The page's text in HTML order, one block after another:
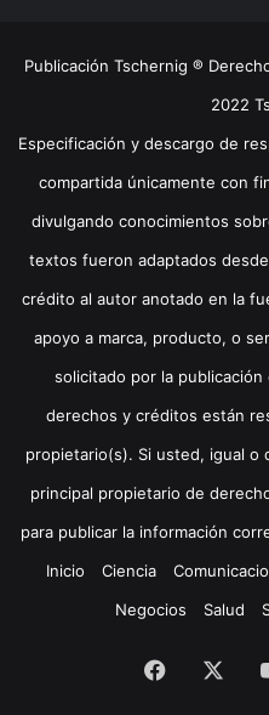
Publicación Tschernig ®
2022
Especificación y descargo de
compartida únicamente con
divulgando conocimientos
textos fueron adaptados
crédito al autor anotado en la
apoyo a marca, producto, o
solicitado por la
derechos y créditos están
propietario(s). Si usted, igual o
principal propietario de
para publicar la información
Inicio
Ciencia
Negocios
Salud
Facebook